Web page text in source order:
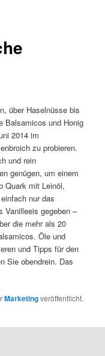
über Haselnüsse bis
Balsamicos und Honig
2014 im
zu probieren.
und rein
genügen, um einem
Quark mit Leinöl,
nur das
Vanilleeis gegeben –
die mehr als 20
Öle und
und Tipps für den
Sie obendrein. Das
Marketingveröffentlicht.